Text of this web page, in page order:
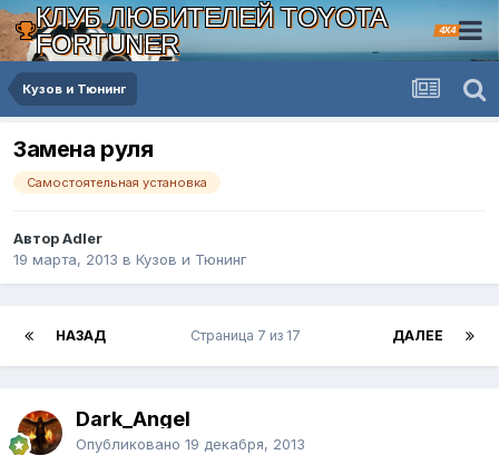
КЛУБ ЛЮБИТЕЛЕЙ TOYOTA
FORTUNER
4X4
Кузов и Тюнинг
Замена руля
Самостоятельная установка
Автор Adler
19 марта, 2013 в Кузов и Тюнинг
НАЗАД ДАЛЕЕ
Страница 7 из 17
Dark_Angel
Опубликовано 19 декабря, 2013